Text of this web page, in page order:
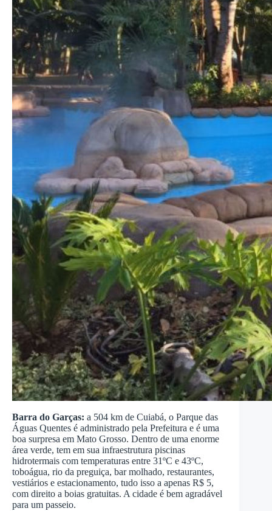
Barra do Garças: a 504 km de Cuiabá, o Parque das
Águas Quentes é administrado pela Prefeitura e é uma
boa surpresa em Mato Grosso. Dentro de uma enorme
área verde, tem em sua infraestrutura piscinas
hidrotermais com temperaturas entre 31ºC e 43ºC,
toboágua, rio da preguiça, bar molhado, restaurantes,
vestiários e estacionamento, tudo isso a apenas R$ 5,
com direito a boias gratuitas. A cidade é bem agradável
para um passeio.